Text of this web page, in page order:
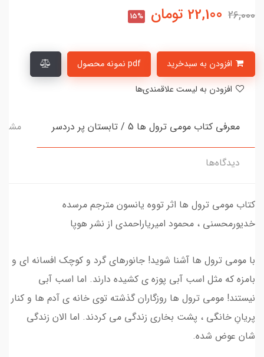
26,000
22,100 تومان 15%
pdf نمونه محصول
معرفی کتاب مومی ترول ها 5 / تابستان پر دردسر
دیدگاه‌ها
کتاب مومی ترول ها اثر تووه یانسون مترجم مرسده
خدیورمحسنی ، محمود امیریاراحمدی از نشر هوپا
با مومی ترول ها آشنا شوید! جانورهای گرد و کوچک افسانه ای و
بامزه که مثل اسب آبی پوزه ی کشیده دارند. اما اسب آبی
نیستند! مومی ترول ها روزگاران گذشته توی خانه ی آدم ها و کنار
پریانِ خانگی ، پشت بخاری زندگی می کردند. اما الان زندگی
شان عوض شده.